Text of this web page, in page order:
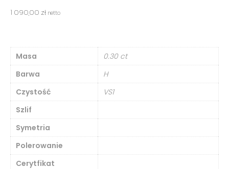
1 090,00 zł netto
Masa
0.30 ct
Barwa
H
Czystość
VS1
Szlif
Symetria
Polerowanie
Cerytfikat